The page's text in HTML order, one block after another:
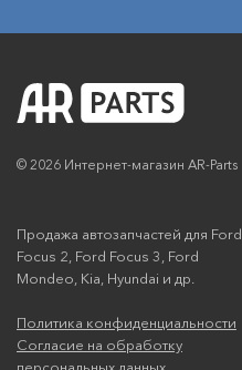
© 2026 Интернет-магазин AR-Parts
Продажа автозапчастей для Ford
Focus 2, Ford Focus 3, Ford
Mondeo, Kia, Hyundai и др.
Политика конфиденциальности
Согласие на обработку
персональных данных